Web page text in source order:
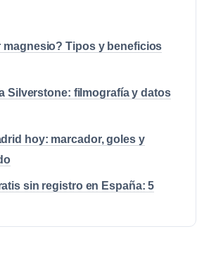
magnesio? Tipos y beneficios
Silverstone: filmografía y datos
hoy: marcador, goles y
sin registro en España: 5